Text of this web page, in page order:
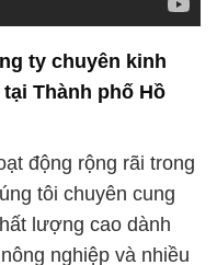
động rộng rãi trong
tôi chuyên cung
lượng cao dành
nghiệp và nhiều
đa dạng giúp
hàng có nhu cầu
chất.